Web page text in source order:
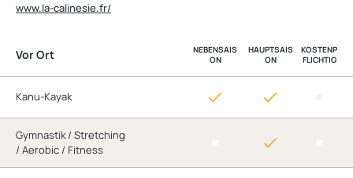
www.la-calinesie.fr/
Vor Ort
NEBENSAIS
ON
HAUPTSAIS
ON
KOSTENP
FLICHTIG
Kanu-Kayak
Gymnastik / Stretching
/ Aerobic / Fitness